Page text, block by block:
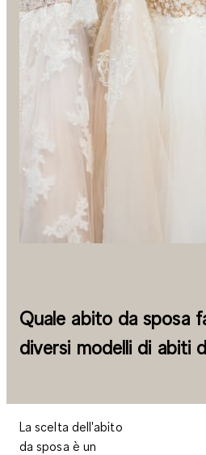
Quale abito da sposa
diversi modelli di abiti
La scelta dell'abito
da sposa è un